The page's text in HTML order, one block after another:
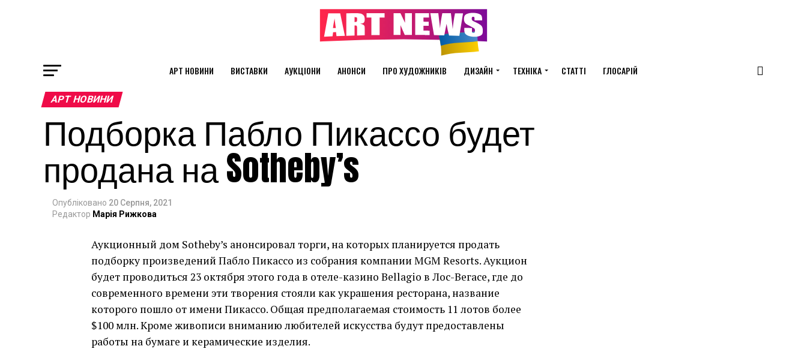
АРТ НОВИНИ ВИСТАВКИ АУКЦІОНИ АНОНСИ ПРО ХУДОЖНИКІВ ДИЗАЙН ТЕХНІКА СТАТТІ ГЛОСАРІЙ
АРТ НОВИНИ
Подборка Пабло Пикассо будет
продана на Sotheby’s
Опубліковано 20 Серпня, 2021
Редактор Марія Рижкова
Аукционный дом Sotheby’s анонсировал торги, на которых планируется продать
подборку произведений Пабло Пикассо из собрания компании MGM Resorts. Аукцион
будет проводиться 23 октября этого года в отеле-казино Bellagio в Лос-Вегасе, где до
современного времени эти творения стояли как украшения ресторана, название
которого пошло от имени Пикассо. Общая предполагаемая стоимость 11 лотов более
$100 млн. Кроме живописи вниманию любителей искусства будут предоставлены
работы на бумаге и керамические изделия.